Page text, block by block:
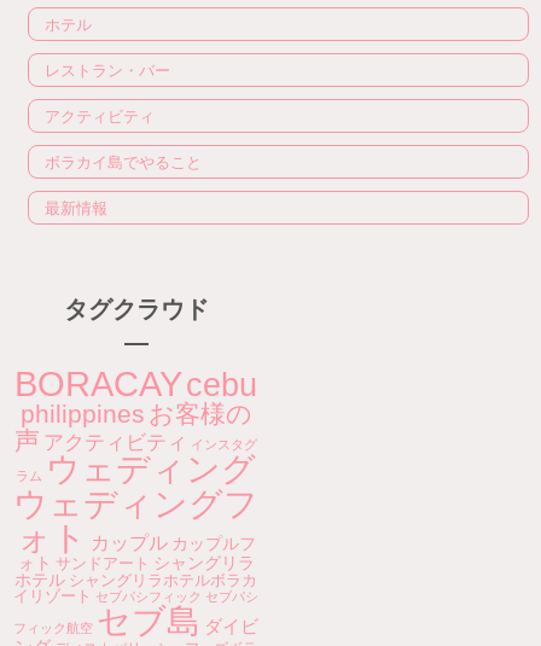
ホテル
レストラン・バー
アクティビティ
ボラカイ島でやること
最新情報
タグクラウド
BORACAYcebu
philippines お客様の
声 アクティビティ インスタグ
ラム ウェディング
ウェディングフ
ォト
カップル カップルフ
ォト サンドアート シャングリラ
ホテル シャングリラホテルボラカ
イリゾート セブパシフィック セブパシ
フィック航空 セブ島 ダイビ